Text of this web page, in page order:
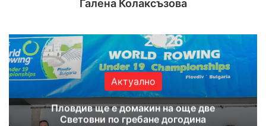
Галена Колаксъзова
Актуално
Пловдив ще е домакин на още две
Световни по гребане догодина